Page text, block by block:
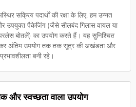
सक्रिय पदार्थों की रक्षा के लिए, हम उन्नत
और उपयुक्त पैकेजिंग (जैसे सीलबंद गिलास वायल या
एयरलेस बोतलें) का उपयोग करते हैं। यह सुनिश्चित
अंतिम उपयोग तक तक सूत्र की अखंडता और
प्रभावशीलता बनी रहे।
और स्वच्छता वाला उपयोग